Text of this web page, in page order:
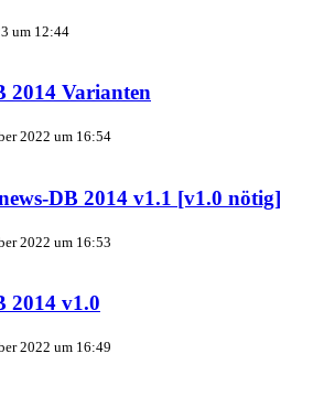
um 12:44
2014 Varianten
2022 um 16:54
DB 2014 v1.1 [v1.0 nötig]
2022 um 16:53
2014 v1.0
2022 um 16:49